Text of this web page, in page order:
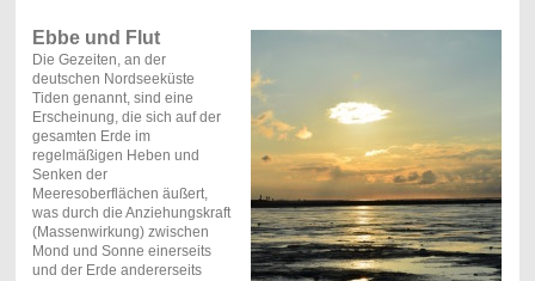
Ebbe und Flut
Die Gezeiten, an der
deutschen Nordseeküste
Tiden genannt, sind eine
Erscheinung, die sich auf der
gesamten Erde im
regelmäßigen Heben und
Senken der
Meeresoberflächen äußert,
was durch die Anziehungskraft
(Massenwirkung) zwischen
Mond und Sonne einerseits
und der Erde andererseits